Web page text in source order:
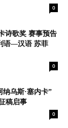
0
诗歌奖 赛事预告
语—汉语 苏菲
0
纳乌斯·塞内卡”
稿启事
0